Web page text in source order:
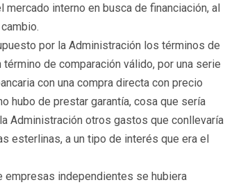
interno en busca de financiación, al
por la Administración los términos de
de comparación válido, por una serie
con una compra directa con precio
hubo de prestar garantía, cosa que sería
Administración otros gastos que conllevaría
esterlinas, a un tipo de interés que era el
empresas independientes se hubiera